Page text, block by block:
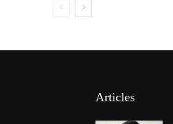
Articles